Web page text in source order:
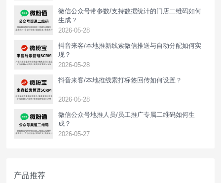
微信公众号带参数/支持数据统计的门店二维码如何
生成？
2026-05-28
抖音来客/本地推新线索微信推送与自动分配如何实
现？
2026-05-28
抖音来客/本地推线索打标签回传如何设置？
2026-05-28
‌微信公众号地推人员/员工推广专属二维码如何生
成？
2026-05-27
产品推荐